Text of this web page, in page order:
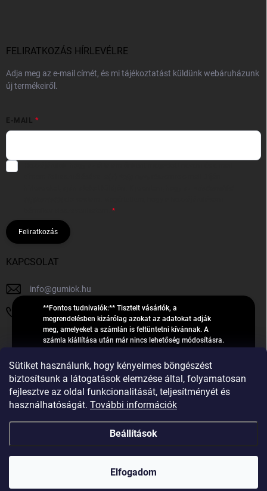
Sütiket használunk, hogy kényelmes böngészést
biztosítsunk a látogatások elemzése által, folyamatosan
fejlesztve az oldal funkcionalitását, teljesítményét és
használhatóságát. További információk
Beállítások
Elfogadom
**Fontos tudnivalók:** Tisztelt vásárlók, a
megrendelésben kizárólag azokat az adatokat adják
meg, amelyeket a számlán is feltüntetni kívánnak. A
számla kiállítása után már nincs lehetőség módosításra.
feldolgozása” státusz alatt van lehetőség! Csak új,
**2023-ban, 2024-ben vagy 2025-ben** gyártott
gumiabroncsokat árusítunk – a gumik **pontos DOT-
számáról nem adunk felvilágosítást**! Köszönjük. A
feldolgozás alatt álló nagyszámú megrendelésre
vagy feldolgozásáról való tájékoztatásra. Csak
válaszolunk a **[gumisuperke@gmail.com]
(mailto:gumisuperke@gmail.com)** címre küldött e-mail
FELIRATKOZÁS HÍRLEVÉLRE
Adja meg az e-mail címét, és mi tájékoztatást küldünk webáruházunk
új termékeiről.
E-MAIL
Feliratkozás
KAPCSOLAT
info@gumiok.hu
+36705429902
R
U
K
E
R
Árukereső.hu
gumiok
GumiOK.hu webáruház